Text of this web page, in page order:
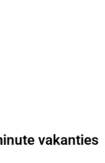
vakanties